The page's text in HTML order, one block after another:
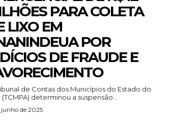
PARA COLETA
LIXO EM
POR
DE FRAUDE E
de Contas dos Municípios do Estado do
(TCMPA) determinou a suspensão...
junho de 2025